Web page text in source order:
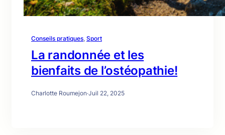
Conseils pratiques, Sport
La randonnée et les
bienfaits de l’ostéopathie!
Charlotte Roumejon·Juil 22, 2025